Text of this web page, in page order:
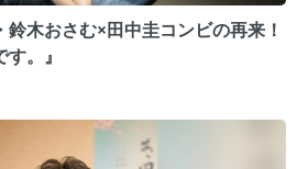
鈴木おさむ×田中圭コンビの再来！
。』